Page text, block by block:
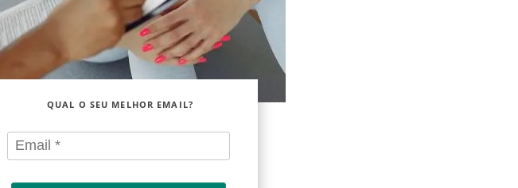
QUAL O SEU MELHOR EMAIL?